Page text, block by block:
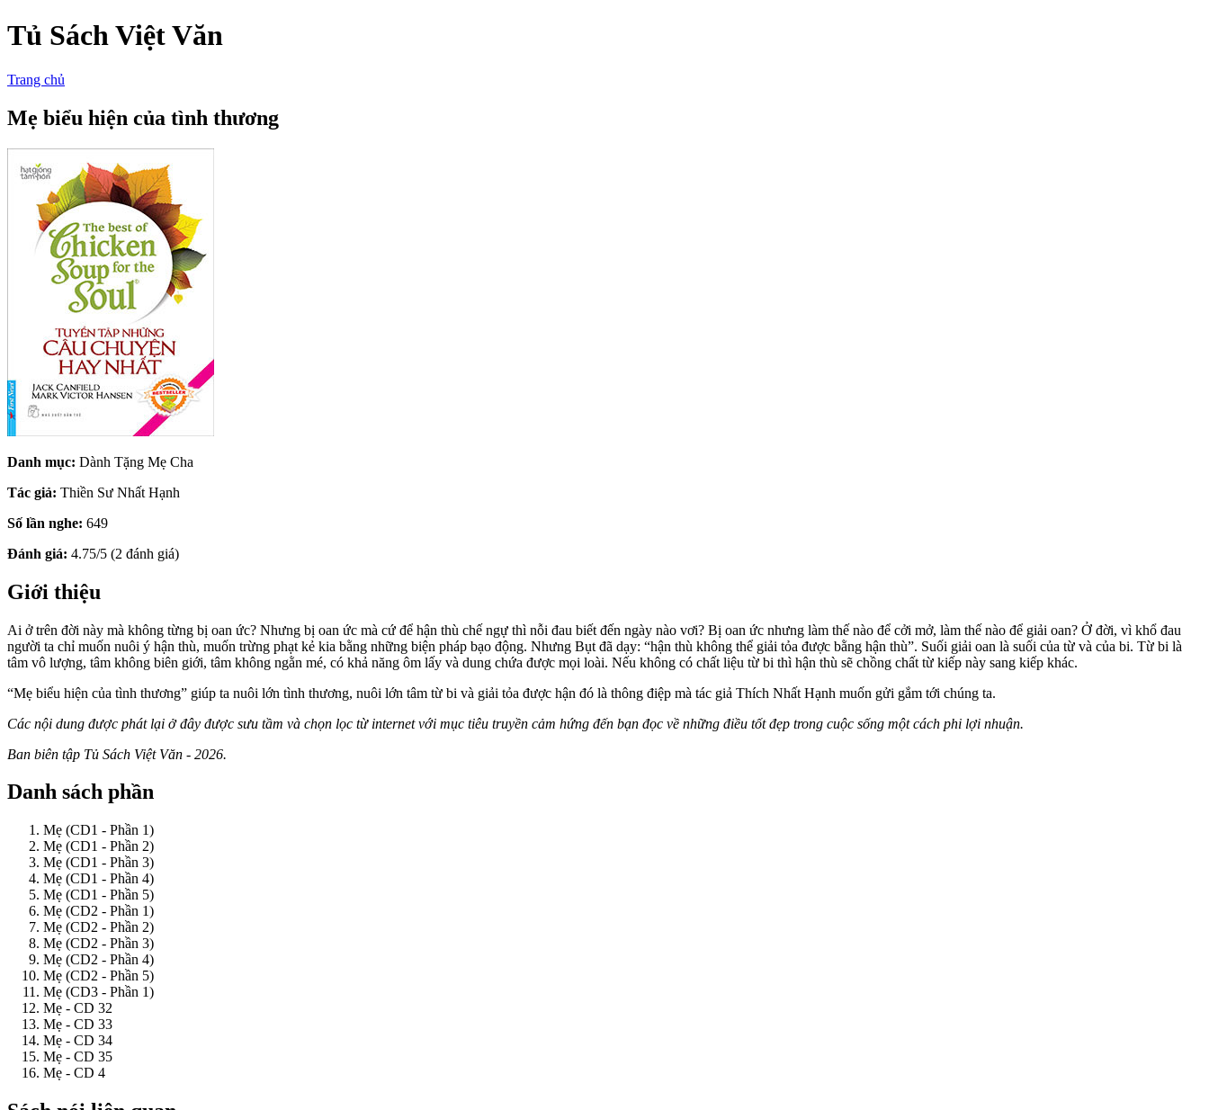
Tủ Sách Việt Văn
Trang chủ
Mẹ biểu hiện của tình thương
Danh mục: Dành Tặng Mẹ Cha
Tác giả: Thiền Sư Nhất Hạnh
Số lần nghe: 649
Đánh giá: 4.75/5 (2 đánh giá)
Giới thiệu
Ai ở trên đời này mà không từng bị oan ức? Nhưng bị oan ức mà cứ để hận thù chế ngự thì nỗi đau biết đến ngày nào vơi? Bị oan ức nhưng làm thế nào để cởi mở, làm thế nào để giải oan? Ở đời, vì khổ đau
người ta chỉ muốn nuôi ý hận thù, muốn trừng phạt kẻ kia bằng những biện pháp bạo động. Nhưng Bụt đã dạy: “hận thù không thể giải tỏa được bằng hận thù”. Suối giải oan là suối của từ và của bi. Từ bi là
tâm vô lượng, tâm không biên giới, tâm không ngằn mé, có khả năng ôm lấy và dung chứa được mọi loài. Nếu không có chất liệu từ bi thì hận thù sẽ chồng chất từ kiếp này sang kiếp khác.
“Mẹ biểu hiện của tình thương” giúp ta nuôi lớn tình thương, nuôi lớn tâm từ bi và giải tỏa được hận đó là thông điệp mà tác giả Thích Nhất Hạnh muốn gửi gắm tới chúng ta.
Các nội dung được phát lại ở đây được sưu tầm và chọn lọc từ internet với mục tiêu truyền cảm hứng đến bạn đọc về những điều tốt đẹp trong cuộc sống một cách phi lợi nhuận.
Ban biên tập Tủ Sách Việt Văn - 2026.
Danh sách phần
Mẹ (CD1 - Phần 1)
Mẹ (CD1 - Phần 2)
Mẹ (CD1 - Phần 3)
Mẹ (CD1 - Phần 4)
Mẹ (CD1 - Phần 5)
Mẹ (CD2 - Phần 1)
Mẹ (CD2 - Phần 2)
Mẹ (CD2 - Phần 3)
Mẹ (CD2 - Phần 4)
Mẹ (CD2 - Phần 5)
Mẹ (CD3 - Phần 1)
Mẹ - CD 32
Mẹ - CD 33
Mẹ - CD 34
Mẹ - CD 35
Mẹ - CD 4